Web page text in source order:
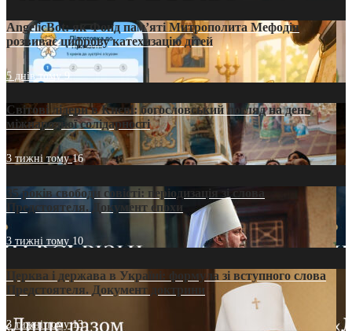
AngelicBot: як Фонд пам’яті Митрополита Мефодія
розвиває цифрову катехизацію дітей
5 днів тому9
Світові лідери в Києві: богословський погляд на день
міжнародної солідарності
3 тижні тому16
35 років свободи совісті: періодизація зі слова
Предстоятеля. Документ епохи
3 тижні тому 10
Церква і держава в Україні: формула зі вступного слова
Предстоятеля. Документ доктрини
3 тижні тому13